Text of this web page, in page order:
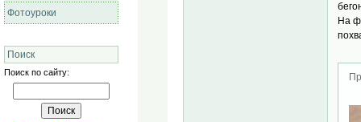
Фотоуроки
Поиск
Поиск по сайту:
На